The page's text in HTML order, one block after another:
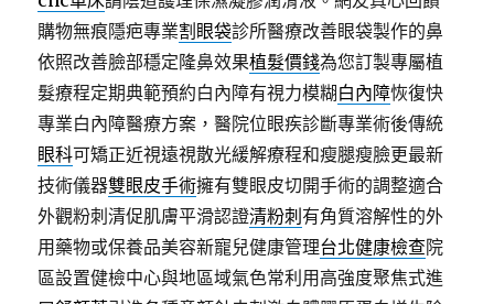
購物無痕隱疤專業割眼袋診所醫療改善眼袋製作的鼻
依照改善臉部穩定隆鼻效果植髮價錢為您訂製專屬植
髮療程定期典範預約白內障有視力模糊 白內障恢復快
專業白內障醫療方案，醫院位眼疾診斷專業術後傳統
眼科可矯正近視遠視散光緩解療程和瘦腿瘦臉更最新
技術儀器雙眼皮手術擁有雙眼皮切開手術的調整適合
外觀粉刺清促肌膚平滑認證清粉刺 有角質溶解性的外
用藥物或保養品美容新寵兒健康管理台北健康檢查院
區設置健檢中心與地區域氣色常利用高強度聚焦式進